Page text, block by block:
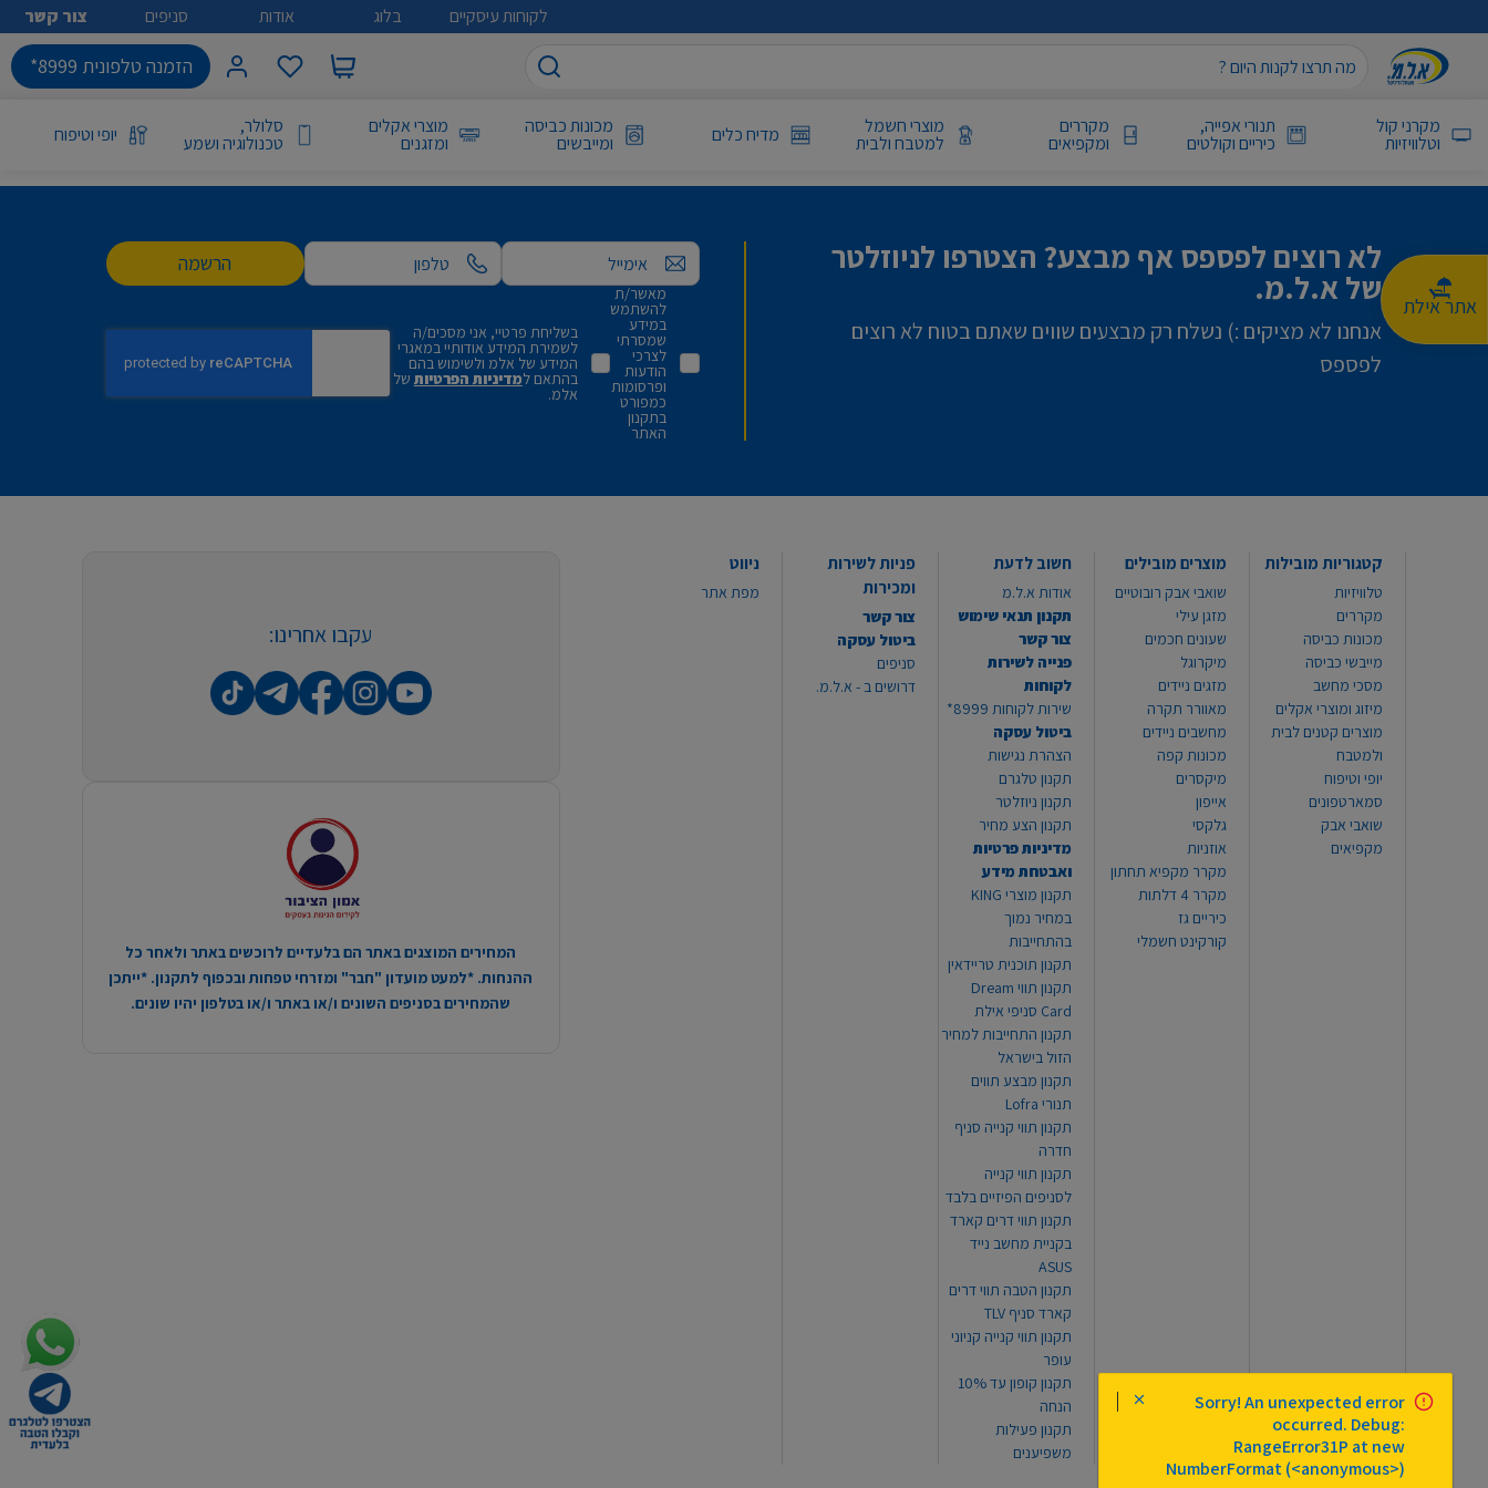
אתר אילת
לקוחות עיסקיים בלוג אודות סניפים צור קשר
הזמנה טלפונית 8999*
מקרני קול
וטלוויזיות
תנורי אפייה,
כיריים וקולטים
מקררים
ומקפיאים
מוצרי חשמל
למטבח ולבית מדיח כלים מכונות כביסה
ומייבשים
מוצרי אקלים
ומזגנים
סלולר,
טכנולוגיה ושמע יופי וטיפוח
לא רוצים לפספס אף מבצע? הצטרפו לניוזלטר
של א.ל.מ.
אנחנו לא מציקים :) נשלח רק מבצעים שווים שאתם בטוח לא רוצים
לפספס
אימייל הרשמה
מאשר/ת
להשתמש
במידע
שמסרתי
לצרכי
הודעות
ופרסומות
כמפורט
בתקנון
האתר
בשליחת פרטיי, אני מסכים/ה
לשמירת המידע אודותיי במאגרי
המידע של אלמ ולשימוש בהם
בהתאם למדיניות הפרטיות של
אלמ.
קטגוריות מובילות
טלוויזיות
מקררים
מכונות כביסה
מייבשי כביסה
מסכי מחשב
מיזוג ומוצרי אקלים
מוצרים קטנים לבית
ולמטבח
יופי וטיפוח
סמארטפונים
שואבי אבק
מקפיאים
מוצרים מובילים
שואבי אבק רובוטיים
מזגן עילי
שעונים חכמים
מיקרוגל
מזגים ניידים
מאוורר תקרה
מחשבים ניידים
מכונות קפה
מיקסרים
אייפון
גלקסי
אוזניות
מקרר מקפיא תחתון
מקרר 4 דלתות
כיריים גז
קורקינט חשמלי
חשוב לדעת
אודות א.ל.מ
תקנון תנאי שימוש
צור קשר
פנייה לשירות
לקוחות
שירות לקוחות 8999*
ביטול עסקה
הצהרת נגישות
תקנון טלגרם
תקנון ניוזלטר
תקנון הצע מחיר
מדיניות פרטיות
ואבטחת מידע
תקנון מוצרי KING
במחיר נמוך
בהתחייבות
תקנון תוכנית טריידאין
תקנון תווי Dream
Card סניפי אילת
תקנון התחייבות למחיר
הזול בישראל
תקנון מבצע תווים
תנורי Lofra
תקנון תווי קנייה סניף
חדרה
תקנון תווי קנייה
לסניפים הפיזיים בלבד
תקנון תווי דרים קארד
בקניית מחשב נייד
ASUS
תקנון הטבה תווי דרים
קארד סניף TLV
תקנון תווי קנייה קניוני
עופר
תקנון קופון עד 10%
הנחה
תקנון פעילות
משפיענים
פניות לשירות
ומכירות
צור קשר
ביטול עסקה
סניפים
דרושים ב - א.ל.מ.
ניווט
מפת אתר
עקבו אחרינו:
המחירים המוצגים באתר הם בלעדיים לרוכשים באתר ולאחר כל
ההנחות. *למעט מועדון "חבר" ומזרחי טפחות ובכפוף לתקנון. *ייתכן
שהמחירים בסניפים השונים ו/או באתר ו/או בטלפון יהיו שונים.
Sorry! An unexpected error
occurred. Debug:
RangeError31P at new
NumberFormat (<anonymous>)